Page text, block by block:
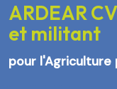
ARDEAR
et militant
pour l'Agriculture